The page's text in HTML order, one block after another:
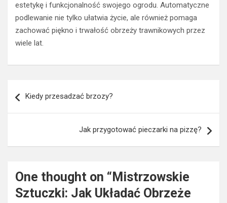
estetykę i funkcjonalność swojego ogrodu. Automatyczne
podlewanie nie tylko ułatwia życie, ale również pomaga
zachować piękno i trwałość obrzeży trawnikowych przez
wiele lat.
wpisu
Kiedy przesadzać brzozy?
Jak przygotować pieczarki na pizzę?
One thought on “ Mistrzowskie
Sztuczki: Jak Układać Obrzeże